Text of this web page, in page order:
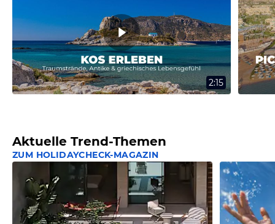
2:15
Aktuelle Trend-Themen
ZUM HOLIDAYCHECK-MAGAZIN